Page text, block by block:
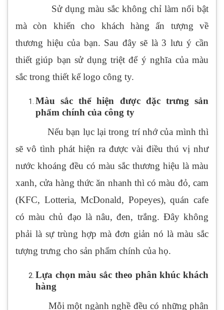
Sử dụng màu sắc không chỉ làm nổi bật
mà còn khiến cho khách hàng ấn tượng về
thương hiệu của bạn. Sau đây sẽ là 3 lưu ý cần
thiết giúp bạn sử dụng triệt để ý nghĩa của màu
sắc trong thiết kế logo công ty.
Màu sắc thể hiện được đặc trưng sản
phẩm chính của công ty
Nếu bạn lục lại trong trí nhớ của mình thì
sẽ vô tình phát hiện ra được vài điều thú vị như
nước khoáng đều có màu sắc thương hiệu là màu
xanh, cửa hàng thức ăn nhanh thì có màu đỏ, cam
(KFC, Lotteria, McDonald, Popeyes), quán cafe
có màu chủ đạo là nâu, đen, trắng. Đây không
phải là sự trùng hợp mà đơn giản nó là màu sắc
tượng trưng cho sản phẩm chính của họ.
Lựa chọn màu sắc theo phân khúc khách
hàng
Mỗi một ngành nghề đều có những phân